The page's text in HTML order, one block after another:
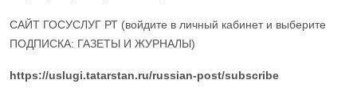
САЙТ ГОСУСЛУГ РТ (войдите в личный кабинет и выберите
ПОДПИСКА: ГАЗЕТЫ И ЖУРНАЛЫ)
https://uslugi.tatarstan.ru/russian-post/subscribe